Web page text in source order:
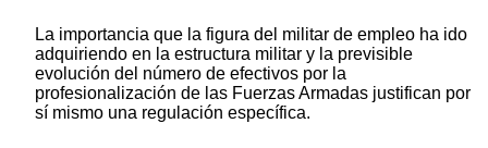
La importancia que la figura del militar de empleo ha ido
adquiriendo en la estructura militar y la previsible
evolución del número de efectivos por la
profesionalización de las Fuerzas Armadas justifican por
sí mismo una regulación específica.